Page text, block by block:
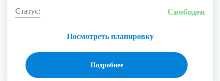
Посмотреть планировку
Свободен
Подробнее